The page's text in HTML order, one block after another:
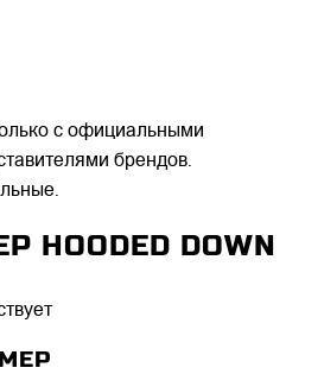
с официальными
брендов.
HOODED DOWN